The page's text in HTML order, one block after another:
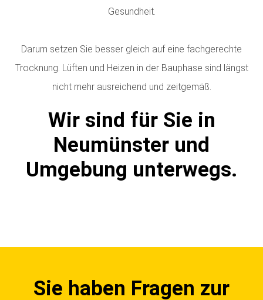
Gesundheit.
Darum setzen Sie besser gleich auf eine fachgerechte
Trocknung. Lüften und Heizen in der Bauphase sind längst
nicht mehr ausreichend und zeitgemäß.
Wir sind für Sie in
Neumünster und
Umgebung unterwegs.
Sie haben Fragen zur